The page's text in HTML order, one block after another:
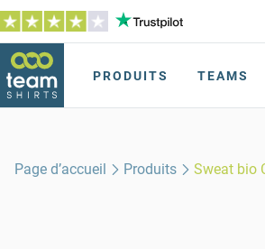
PRODUITS TEAMS
Page d’accueil Produits Sweat bio